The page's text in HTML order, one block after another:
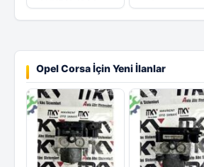
GÜNEŞLİK SAĞ-
Opel Corsa İçin Yeni İlanlar